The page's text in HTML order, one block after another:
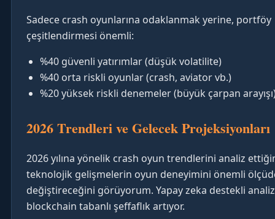
Sadece crash oyunlarına odaklanmak yerine, portföy
çeşitlendirmesi önemli:
%40 güvenli yatırımlar (düşük volatilite)
%40 orta riskli oyunlar (crash, aviator vb.)
%20 yüksek riskli denemeler (büyük çarpan
2026 Trendleri ve Gelecek Projeksiyonları
2026 yılına yönelik crash oyun trendlerini analiz
teknolojik gelişmelerin oyun deneyimini önemli
değiştireceğini görüyorum. Yapay zeka destekli
blockchain tabanlı şeffaflık artıyor.